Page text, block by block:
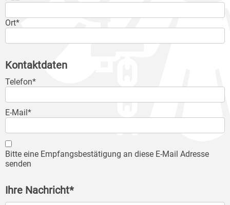
Ort*
Kontaktdaten
Telefon*
E-Mail*
Bitte eine Empfangsbestätigung an diese E-Mail Adresse
senden
Ihre Nachricht*